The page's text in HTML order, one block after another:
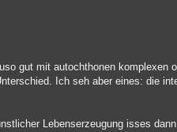
gut mit autochthonen komplexen
Ich seh aber eines: die
Lebenserzeugung isses